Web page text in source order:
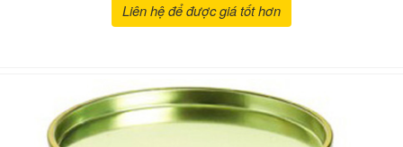
Liên hệ để được giá tốt hơn